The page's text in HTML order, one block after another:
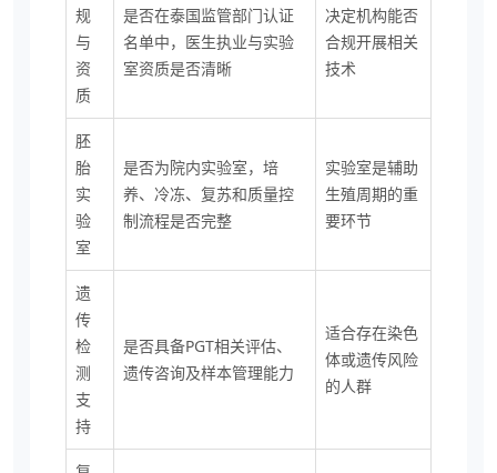
规
与
资
质
是否在泰国监管部门认证
名单中，医生执业与实验
室资质是否清晰
决定机构能否
合规开展相关
技术
胚
胎
实
验
室
是否为院内实验室，培
养、冷冻、复苏和质量控
制流程是否完整
实验室是辅助
生殖周期的重
要环节
遗
传
检
测
支
持
是否具备PGT相关评估、
遗传咨询及样本管理能力
适合存在染色
体或遗传风险
的人群